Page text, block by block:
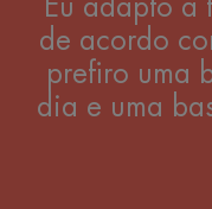
Eu adapto a
de acordo
prefiro uma
dia e uma